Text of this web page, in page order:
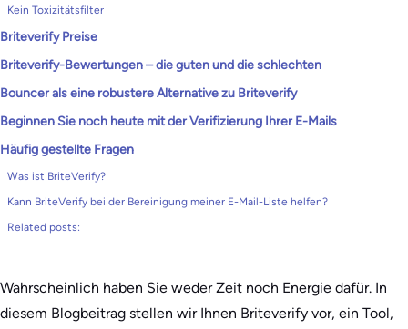
Kein Toxizitätsfilter
Briteverify Preise
Briteverify-Bewertungen – die guten und die schlechten
Bouncer als eine robustere Alternative zu Briteverify
Beginnen Sie noch heute mit der Verifizierung Ihrer E-Mails
Häufig gestellte Fragen
Was ist BriteVerify?
Kann BriteVerify bei der Bereinigung meiner E-Mail-Liste helfen?
Related posts:
Wahrscheinlich haben Sie weder Zeit noch Energie dafür. In
diesem Blogbeitrag stellen wir Ihnen Briteverify vor, ein Tool,